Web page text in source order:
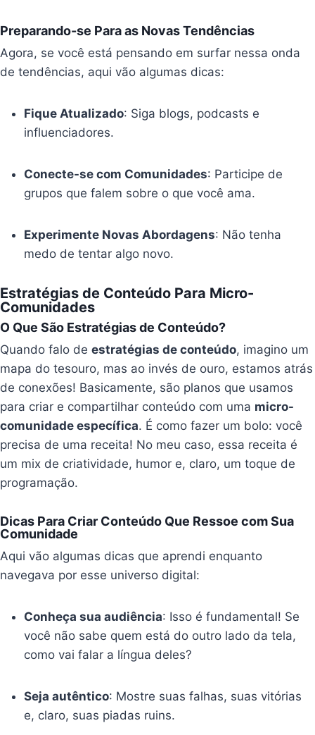
Preparando-se Para as Novas Tendências
Agora, se você está pensando em surfar nessa onda
de tendências, aqui vão algumas dicas:
Fique Atualizado: Siga blogs, podcasts e
influenciadores.
Conecte-se com Comunidades: Participe de
grupos que falem sobre o que você ama.
Experimente Novas Abordagens: Não tenha
medo de tentar algo novo.
Estratégias de Conteúdo Para Micro-
Comunidades
O Que São Estratégias de Conteúdo?
Quando falo deestratégias de conteúdo, imagino um
mapa do tesouro, mas ao invés de ouro, estamos atrás
de conexões! Basicamente, são planos que usamos
para criar e compartilhar conteúdo com uma micro-
comunidade específica. É como fazer um bolo: você
precisa de uma receita! No meu caso, essa receita é
um mix de criatividade, humor e, claro, um toque de
programação.
Dicas Para Criar Conteúdo Que Ressoe com Sua
Comunidade
Aqui vão algumas dicas que aprendi enquanto
navegava por esse universo digital:
Conheça sua audiência: Isso é fundamental! Se
você não sabe quem está do outro lado da tela,
como vai falar a língua deles?
Seja autêntico: Mostre suas falhas, suas vitórias
e, claro, suas piadas ruins.